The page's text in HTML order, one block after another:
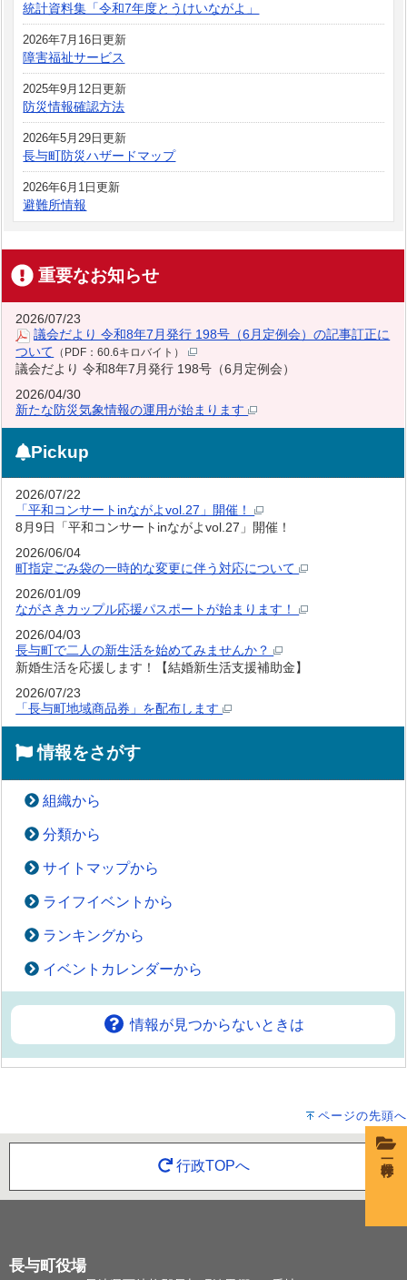
統計資料集「令和7年度とうけいながよ」
2026年7月16日更新
障害福祉サービス
2025年9月12日更新
防災情報確認方法
2026年5月29日更新
長与町防災ハザードマップ
2026年6月1日更新
避難所情報
重要なお知らせ
2026/07/23
議会だより 令和8年7月発行 198号（6月定例会）の記事訂正に
ついて （PDF：60.6キロバイト）
議会だより 令和8年7月発行 198号（6月定例会）
2026/04/30
新たな防災気象情報の運用が始まります
Pickup
2026/07/22
「平和コンサートinながよvol.27」開催！
8月9日「平和コンサートinながよvol.27」開催！
2026/06/04
町指定ごみ袋の一時的な変更に伴う対応について
2026/01/09
ながさきカップル応援パスポートが始まります！
2026/04/03
長与町で二人の新生活を始めてみませんか？
新婚生活を応援します！【結婚新生活支援補助金】
2026/07/23
「長与町地域商品券」を配布します
情報をさがす
組織から
分類から
サイトマップから
ライフイベントから
ランキングから
イベントカレンダーから
情報が見つからないときは
ページの先頭へ
行政TOPへ
長与町役場